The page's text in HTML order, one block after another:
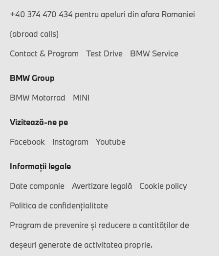
+40 374 470 434 pentru apeluri din afara Romaniei
(abroad calls)
Contact & Program
Test Drive BMW Service
BMW Group
BMW Motorrad
MINI
Vizitează-ne pe
Facebook
Instagram Youtube
Informaţii legale
Date companie
Avertizare legală
Cookie policy
Politica de confidențialitate
Program de prevenire și reducere a cantităților de
deșeuri generate de activitatea proprie.